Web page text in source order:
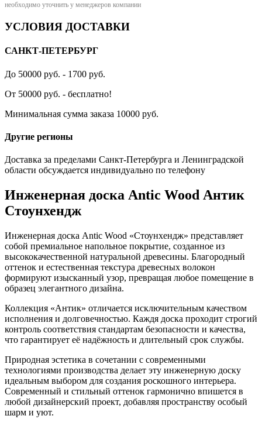
необходимо уточнить у менеджеров компании
УСЛОВИЯ ДОСТАВКИ
САНКТ-ПЕТЕРБУРГ
До 50000 руб. - 1700 руб.
От 50000 руб. - бесплатно!
Минимальная сумма заказа 10000 руб.
Другие регионы
Доставка за пределами Санкт-Петербурга и Ленинградской
области обсуждается индивидуально по телефону
Инженерная доска Antic Wood Антик
Стоунхендж
Инженерная доска Antic Wood «Стоунхендж» представляет
собой премиальное напольное покрытие, созданное из
высококачественной натуральной древесины. Благородный
оттенок и естественная текстура древесных волокон
формируют изысканный узор, превращая любое помещение в
образец элегантного дизайна.
Коллекция «Антик» отличается исключительным качеством
исполнения и долговечностью. Каждя доска проходит строгий
контроль соответствия стандартам безопасности и качества,
что гарантирует её надёжность и длительный срок службы.
Природная эстетика в сочетании с современными
технологиями производства делает эту инженерную доску
идеальным выбором для создания роскошного интерьера.
Современный и стильный оттенок гармонично впишется в
любой дизайнерский проект, добавляя пространству особый
шарм и уют.